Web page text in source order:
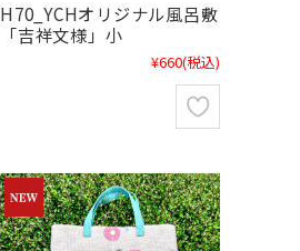
H70_YCHオリジナル風呂敷
「吉祥文様」小
¥660(税込)